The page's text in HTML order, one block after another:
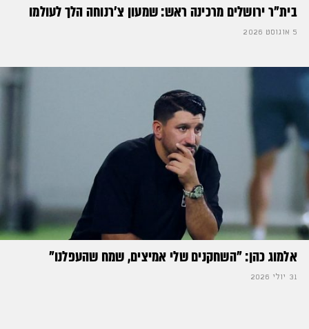
בית"ר ירושלים מרכינה ראש: שמעון צ'רנוחה הלך לעולמו
5 אוגוסט 2026
אלמוג כהן: "השחקנים שלי אמיצים, שמח שהעפלנו"
31 יולי 2026